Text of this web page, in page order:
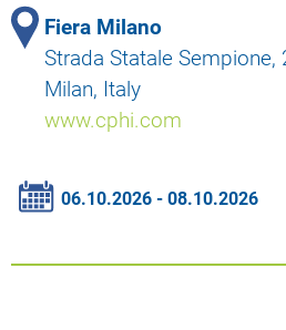
Fiera Milano
Strada Statale
Milan, Italy
www.cphi.com
06.10.2026 - 08.10.2026